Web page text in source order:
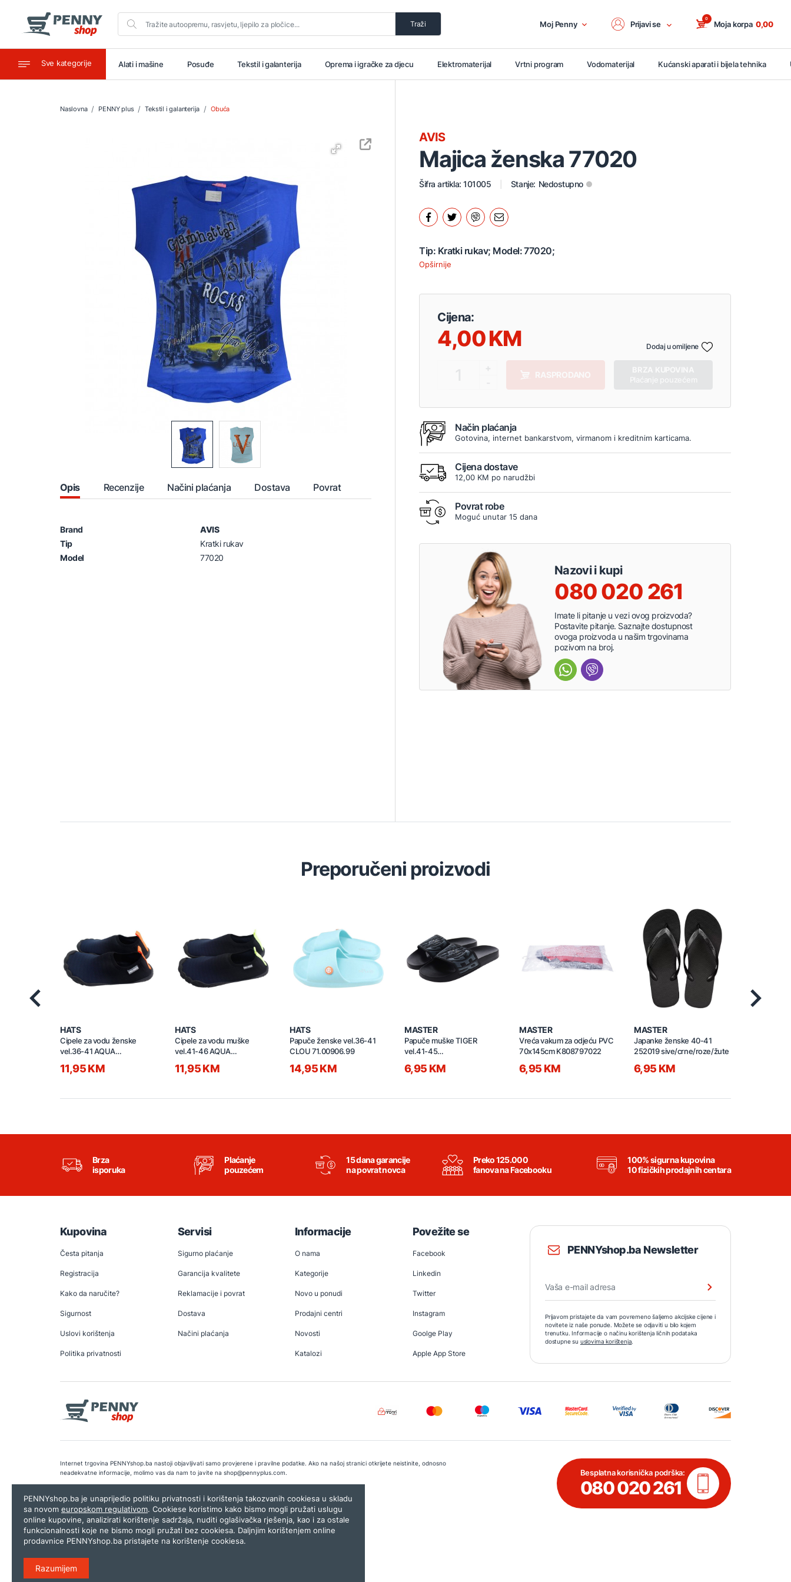
Traži Moj Penny Prijavi se Moja korpa
0
0,00
Sve kategorije
Ugostiteljstvo Alati i mašine Posuđe Tekstil i galanterija Oprema i igračke za djecu Elektromaterijal Vrtni program Vodomaterijal Kućanski aparati i bijela tehnika
Naslovna PENNY plus Tekstil i galanterija Obuća
Opis Recenzije Načini plaćanja Dostava Povrat
Brand
AVIS
Tip
Kratki rukav
Model
77020
Majica ženska 77020
AVIS
Šifra artikla: 101005 Stanje: Nedostupno
Tip: Kratki rukav; Model: 77020;
Opširnije
Cijena:
4,00
RASPRODANO
Dodaj u omiljene
Način plaćanja
Gotovina, internet bankarstvom, virmanom i kreditnim karticama.
Cijena dostave
12,00 KM po narudžbi
Povrat robe
Moguć unutar 15 dana
Nazovi i kupi
080 020 261
Imate li pitanje u vezi ovog proizvoda?
Postavite pitanje. Saznajte dostupnost
ovoga proizvoda u našim trgovinama
pozivom na broj.
Preporučeni proizvodi
HATS
Cipele za vodu ženske
vel.36-41 AQUA
71.00729.99 tamno plave
11,95 KM
HATS
Cipele za vodu muške
vel.41-46 AQUA
71.00730.99 tamno plave
11,95 KM
HATS
Papuče ženske vel.36-41
CLOU 71.00906.99
14,95 KM
MASTER
Papuče muške TIGER
vel.41-45
GT1YME.16472.00 crne
6,95 KM
MASTER
Vreća vakum za odjeću PVC
70x145cm K808797022
6,95 KM
MASTER
Japanke ženske 40-41
252019 sive/crne/roze/žute
6,95 KM
Brza
isporuka
Plaćanje
pouzećem
15 dana garancije
na povrat novca
Preko 125.000
fanova na Facebooku
100% sigurna kupovina
10 fizičkih prodajnih centara
PENNYshop.ba Newsletter
Prijavom pristajete da vam povremeno šaljemo akcijske cijene i
novitete iz naše ponude. Možete se odjaviti u bilo kojem
trenutku. Informacije o načinu korištenja ličnih podataka
dostupne su uslovima korištenja.
Kupovina
Česta pitanja
Registracija
Kako da naručite?
Sigurnost
Uslovi korištenja
Politika privatnosti
Servisi
Sigurno plaćanje
Garancija kvalitete
Reklamacije i povrat
Dostava
Načini plaćanja
Informacije
O nama
Kategorije
Novo u ponudi
Prodajni centri
Novosti
Katalozi
Povežite se
Facebook
Linkedin
Twitter
Instagram
Goolge Play
Apple App Store
Besplatna korisnička podrška:
080 020 261
Internet trgovina PENNYshop.ba nastoji objavljivati samo provjerene i pravilne podatke. Ako na našoj stranici otkrijete neistinite, odnosno
neadekvatne informacije, molimo vas da nam to javite na shop@pennyplus.com.
Copyright © 2026.Penny plus d.o.o. Sarajevo.Dizajn i programiranje:Lampa.ba
PENNYshop.ba je unaprijedio politiku privatnosti i korištenja takozvanih cookiesa u skladu
sa novom europskom regulativom. Cookiese koristimo kako bismo mogli pružati uslugu
online kupovine, analizirati korištenje sadržaja, nuditi oglašivačka rješenja, kao i za ostale
funkcionalnosti koje ne bismo mogli pružati bez cookiesa. Daljnjim korištenjem online
prodavnice PENNYshop.ba pristajete na korištenje cookiesa.
Razumijem